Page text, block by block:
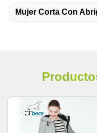
Mujer Corta Con